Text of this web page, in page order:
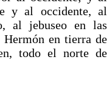
y al occidente, al
al jebuseo en las
en tierra de
todo el norte de